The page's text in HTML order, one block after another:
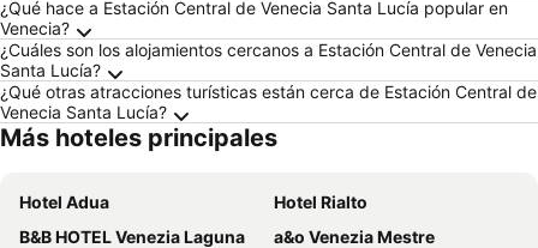
¿Qué hace a Estación Central de Venecia Santa Lucía popular en
Venecia?
¿Cuáles son los alojamientos cercanos a Estación Central de Venecia
Santa Lucía?
¿Qué otras atracciones turísticas están cerca de Estación Central de
Venecia Santa Lucía?
Más hoteles principales
Hotel Adua
Hotel Rialto
B&B HOTEL Venezia Laguna
a&o Venezia Mestre